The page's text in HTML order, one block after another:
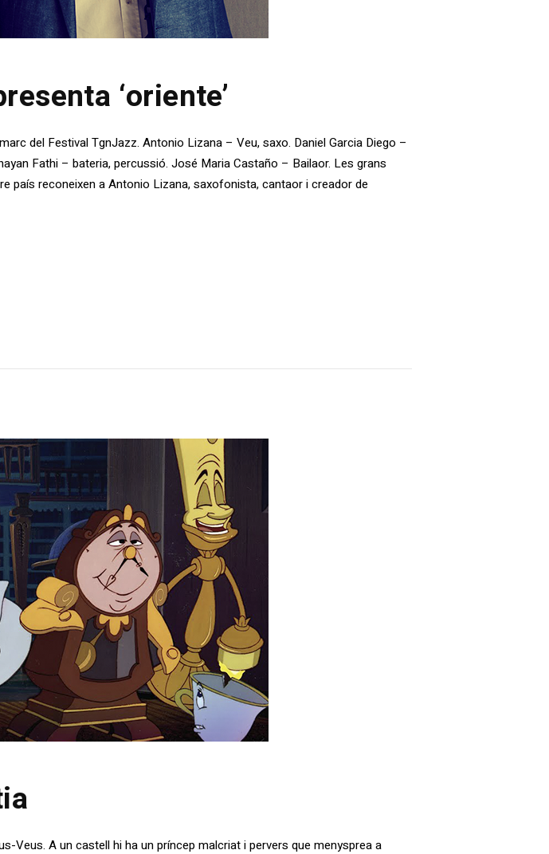
‘oriente’
del Festival TgnJazz. Antonio Lizana – Veu, saxo. Daniel Garcia Diego –
Fathi – bateria, percussió. José Maria Castaño – Bailaor. Les grans
país reconeixen a Antonio Lizana, saxofonista, cantaor i creador de
Veus. A un castell hi ha un príncep malcriat i pervers que menysprea a